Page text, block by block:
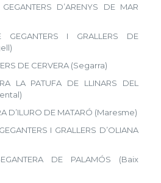
D’ARENYS DE MAR
GEGANTERS I GRALLERS DE
DE CERVERA (Segarra)
LA PATUFA DE LLINARS DEL
D’ILURO DE MATARÓ (Maresme)
I GRALLERS D’OLIANA
DE PALAMÓS (Baix